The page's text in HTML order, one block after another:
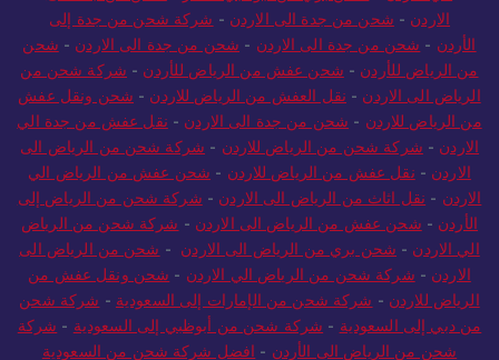
الاردن - شحن من جدة الى الاردن - شركة شحن من جدة إلى
الأردن - شحن من جدة الى الاردن - شحن من جدة الى الاردن - شحن
من الرياض للأردن - شحن عفش من الرياض للأردن - شركة شحن من
الرياض الى الاردن - نقل العفش من الرياض للاردن - شحن ونقل عفش
من الرياض للاردن - شحن من جدة الى الاردن - نقل عفش من جدة الي
الاردن - شركة شحن من الرياض للاردن - شركة شحن من الرياض الى
الاردن - نقل عفش من الرياض للاردن - شحن عفش من الرياض الي
الاردن - نقل اثاث من الرياض الى الاردن - شركة شحن من الرياض إلى
الأردن - شحن عفش من الرياض الى الاردن - شركة شحن من الرياض
الي الاردن - شحن بري من الرياض الى الاردن - شحن من الرياض الى
الاردن - شركة شحن من الرياض الي الاردن - شحن ونقل عفش من
الرياض للاردن - شركة شحن من الإمارات إلى السعودية - شركة شحن
من دبي إلى السعودية - شركة شحن من أبوظبي إلى السعودية - شركة
شحن من الرياض الى الأردن - افضل شركة شحن من السعودية